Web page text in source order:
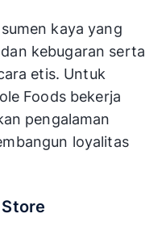
kaya yang
kebugaran serta
etis. Untuk
Foods bekerja
pengalaman
loyalitas